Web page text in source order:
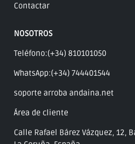
Contactar
NOSOTROS
Teléfono:(+34) 810101050
WhatsApp:(+34) 744401544
soporte arroba andaina.net
Área de cliente
Calle Rafael Bárez Vázquez, 12,